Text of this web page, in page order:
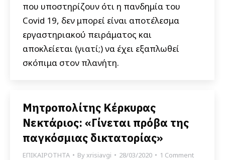
που υποστηρίζουν ότι η πανδημία του
Covid 19, δεν μπορεί είναι αποτέλεσμα
εργαστηριακού πειράματος και
αποκλείεται (γιατί;) να έχει εξαπλωθεί
σκόπιμα στον πλανήτη.
Μητροπολίτης Κέρκυρας
Νεκτάριος: «Γίνεται πρόβα της
παγκόσμιας δικτατορίας»
ΕΠΙΚΑΙΡΟΤΗΤΑ Byxrisiavgi 28/03/2020 1 Comment